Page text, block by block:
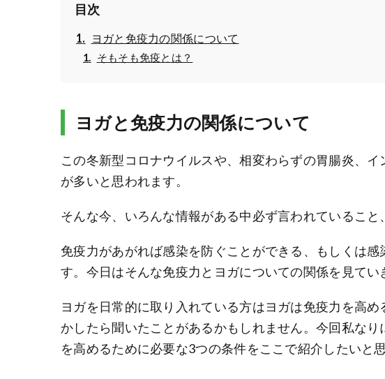
目次
ヨガと免疫力の関係について
そもそも免疫とは？
ヨガと免疫力の関係について
この冬新型コロナウイルスや、相変わらずの胃腸炎、
が多いと思われます。
そんな今、いろんな情報がある中必ず言われていること
免疫力があがれば感染を防ぐことができる、もしくは
す。今日はそんな免疫力とヨガについての関係を見てい
ヨガを日常的に取り入れている方はヨガは免疫力を高
かしたら聞いたことがあるかもしれません。今回私な
を高めるために必要な3つの条件をここで紹介したいと